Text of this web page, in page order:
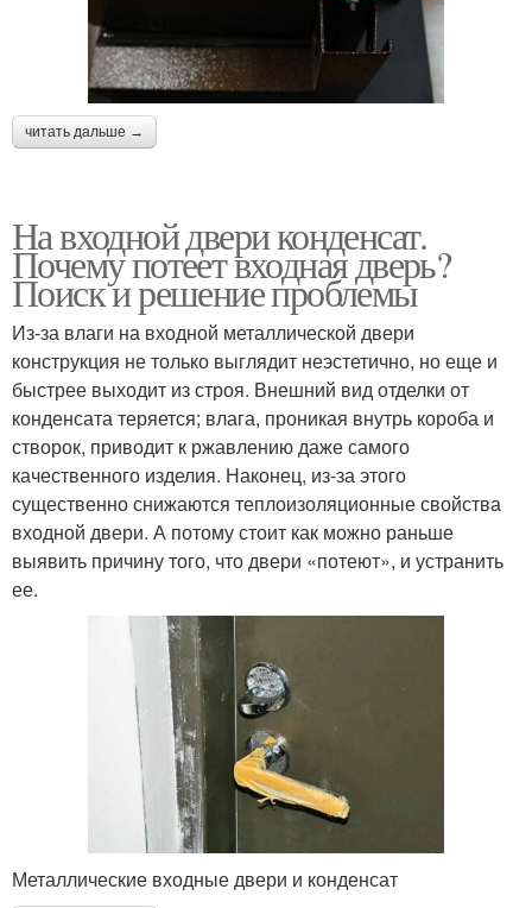
читать дальше →
На входной двери конденсат.
Почему потеет входная дверь?
Поиск и решение проблемы
Из-за влаги на входной металлической двери
конструкция не только выглядит неэстетично, но еще и
быстрее выходит из строя. Внешний вид отделки от
конденсата теряется; влага, проникая внутрь короба и
створок, приводит к ржавлению даже самого
качественного изделия. Наконец, из-за этого
существенно снижаются теплоизоляционные свойства
входной двери. А потому стоит как можно раньше
выявить причину того, что двери «потеют», и устранить
ее.
Металлические входные двери и конденсат